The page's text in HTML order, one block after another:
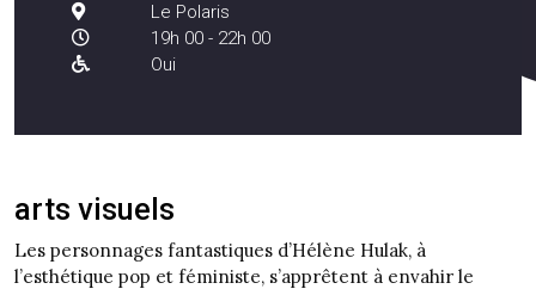
Le Polaris
19h 00 - 22h 00
Oui
arts visuels
Les personnages fantastiques d’Hélène Hulak, à
l’esthétique pop et féministe, s’apprêtent à envahir le